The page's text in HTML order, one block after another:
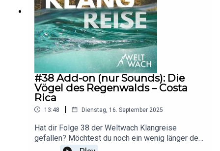
#38 Add-on (nur Sounds): Die
Vögel des Regenwalds – Costa
Rica
13:48 | Dienstag, 16. September 2025
Hat dir Folge 38 der Weltwach Klangreise
gefallen? Möchtest du noch ein wenig länger den
Vögeln des Dschungels in Costa Rica lauschen?